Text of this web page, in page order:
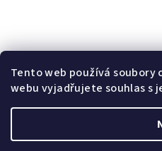
Tento web používá
webu vyjadřujete souhlas s